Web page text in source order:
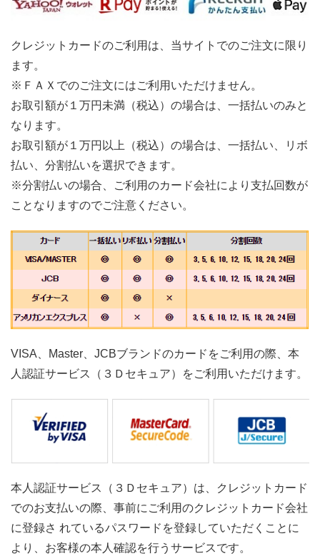
クレジットカードのご利用は、当サイトでのご注文に限り
ます。
※ＦＡＸでのご注文にはご利用いただけません。
お取引額が１万円未満（税込）の場合は、一括払いのみと
なります。
お取引額が１万円以上（税込）の場合は、一括払い、リボ
払い、分割払いを選択できます。
※分割払いの場合、ご利用のカード会社により支払回数が
ことなりますのでご注意ください。
VISA、Master、JCBブランドのカードをご利用の際、本
人認証サービス（３Ｄセキュア）をご利用いただけます。
本人認証サービス（３Ｄセキュア）は、クレジットカード
でのお支払いの際、事前にご利用のクレジットカード会社
に登録さ れているパスワードを登録していただくことに
より、お客様の本人確認を行うサービスです。